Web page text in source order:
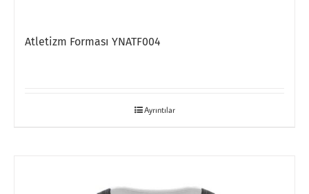
Atletizm Forması YNATF004
Ayrıntılar